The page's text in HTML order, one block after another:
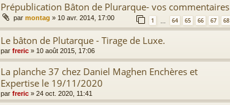
Prépublication Bâton de Plurarque- vos commentaires
par montag » 10 avr. 2014, 17:00 1 64 65 66 67 68
Le bâton de Plutarque - Tirage de Luxe.
par freric » 10 août 2015, 17:06
La planche 37 chez Daniel Maghen Enchères et
Expertise le 19/11/2020
par freric » 24 oct. 2020, 11:41